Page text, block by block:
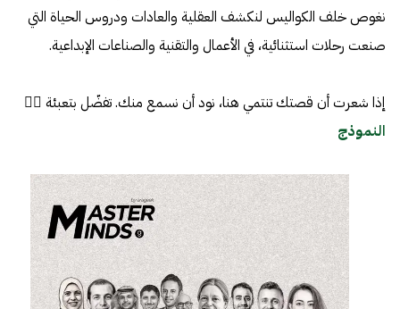
نغوص خلف الكواليس لنكشف العقلية والعادات ودروس الحياة التي
صنعت رحلات استثنائية، في الأعمال والتقنية والصناعات الإبداعية.
إذا شعرت أن قصتك تنتمي هنا، نود أن نسمع منك. تفضّل بتعبئة 👈🏼
النموذج